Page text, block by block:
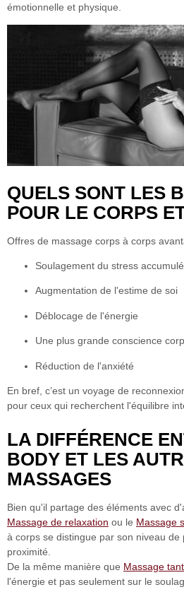
émotionnelle et physique.
QUELS SONT LES
POUR LE CORPS
Offres de massage corps à corps
Soulagement du stress accumulé
Augmentation de l'estime de soi
Déblocage de l'énergie
Une plus grande conscience
Réduction de l'anxiété
En bref, c’est un voyage de
pour ceux qui recherchent l'équilibre
LA DIFFÉRENCE
BODY ET LES
MASSAGES
Bien qu'il partage des éléments avec
Massage de relaxation ou le Massage
à corps se distingue par son niveau
proximité.
De la même manière que Massage
l'énergie et pas seulement sur le